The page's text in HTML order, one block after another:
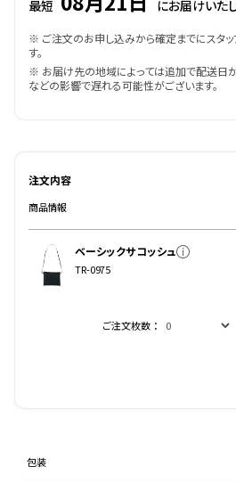
最短 にお届けいたし
※ ご注文のお申し込みから確定までにスタ
す。
※ お届け先の地域によっては追加で配送日が
などの影響で遅れる可能性がございます。
注文内容
商品情報
ベーシックサコッシュ
TR-0975
ご注文枚数：
包装